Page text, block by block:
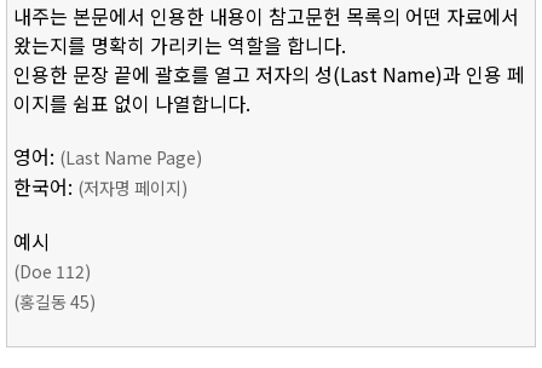
내주는 본문에서 인용한 내용이 참고문헌 목록의 어떤 자료에서
왔는지를 명확히 가리키는 역할을 합니다.
인용한 문장 끝에 괄호를 열고 저자의 성(Last Name)과 인용 페
이지를 쉼표 없이 나열합니다.
영어: (Last Name Page)
한국어: (저자명 페이지)
예시
(Doe 112)
(홍길동 45)